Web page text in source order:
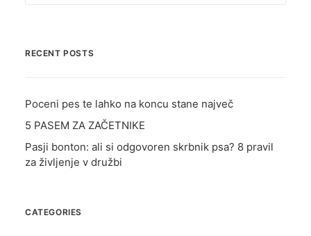
PODCAST
RECENT POSTS
Poceni pes te lahko na koncu stane največ
5 PASEM ZA ZAČETNIKE
Pasji bonton: ali si odgovoren skrbnik psa? 8 pravil
za življenje v družbi
CATEGORIES